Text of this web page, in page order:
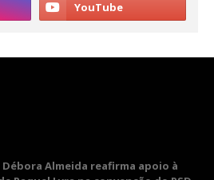
Almeida reafirma apoio à